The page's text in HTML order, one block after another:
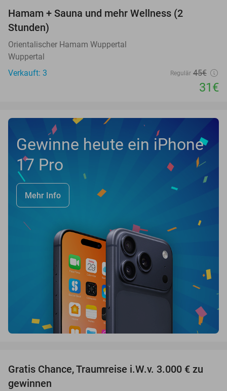
Hamam + Sauna und mehr Wellness (2
Stunden)
Orientalischer Hamam Wuppertal
Wuppertal
Verkauft: 3
Regulär 45€
31€
Gewinne heute ein iPhone
17 Pro
Mehr Info
Gratis Chance, Traumreise i.W.v. 3.000 € zu
gewinnen